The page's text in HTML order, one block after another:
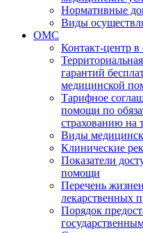
Нормативные
Виды
ОМС
Контакт-центр
гарантий
медицинской
Тарифное
помощи по
страхованию на
Виды
Клинические
Показатели
помощи
Перечень
лекарственных
Порядок